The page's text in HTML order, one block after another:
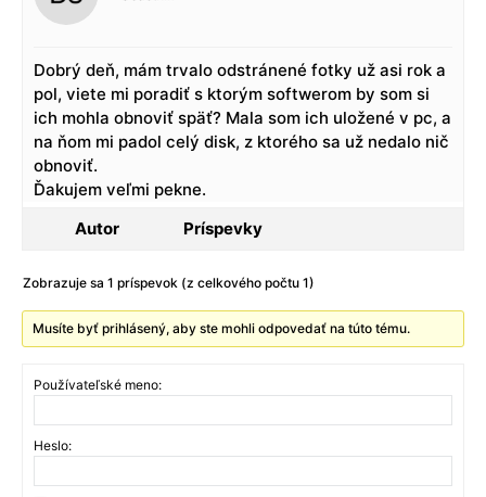
Dobrý deň, mám trvalo odstránené fotky už asi rok a
pol, viete mi poradiť s ktorým softwerom by som si
ich mohla obnoviť späť? Mala som ich uložené v pc, a
na ňom mi padol celý disk, z ktorého sa už nedalo nič
obnoviť.
Ďakujem veľmi pekne.
Autor
Príspevky
Zobrazuje sa 1 príspevok (z celkového počtu 1)
Musíte byť prihlásený, aby ste mohli odpovedať na túto tému.
Používateľské meno:
Heslo: